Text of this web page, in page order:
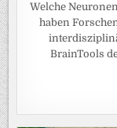
Welche
haben
BrainTools